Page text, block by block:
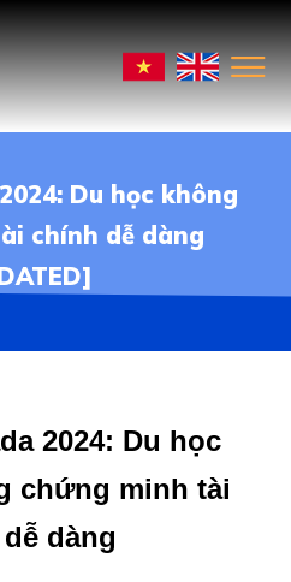
Du học không
chính dễ dàng
2024: Du học
chứng minh tài
dàng